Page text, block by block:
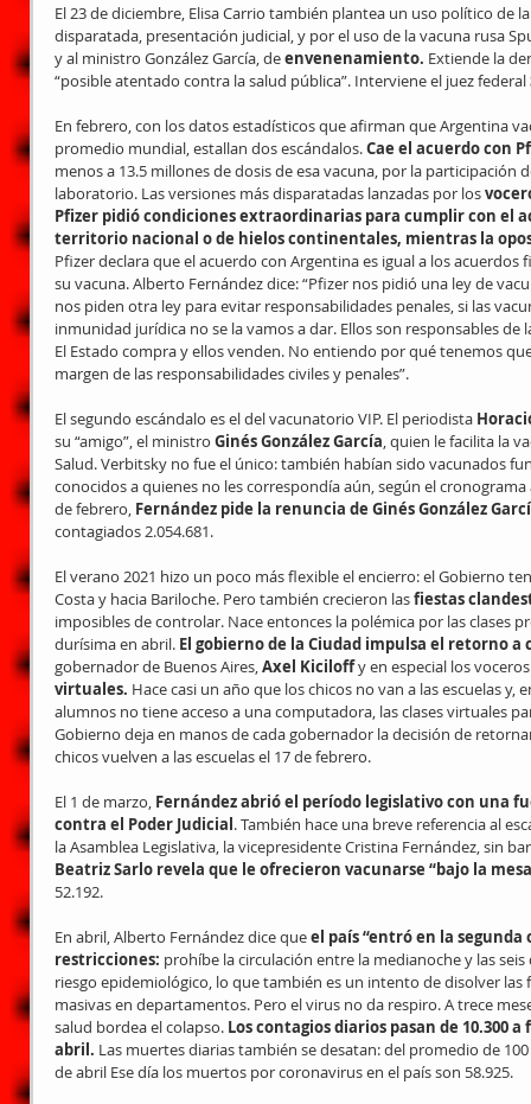
El 23 de diciembre, Elisa Carrio también plantea un uso político de
disparatada, presentación judicial, y por el uso de la vacuna rusa
y al ministro González García, de envenenamiento. Extiende la
“posible atentado contra la salud pública”. Interviene el juez federal
En febrero, con los datos estadísticos que afirman que Argentina
promedio mundial, estallan dos escándalos. Cae el acuerdo con
menos a 13.5 millones de dosis de esa vacuna, por la participación
laboratorio. Las versiones más disparatadas lanzadas por los
Pfizer pidió condiciones extraordinarias para cumplir con el
territorio nacional o de hielos continentales, mientras la
Pfizer declara que el acuerdo con Argentina es igual a los
su vacuna. Alberto Fernández dice: “Pfizer nos pidió una ley de
nos piden otra ley para evitar responsabilidades penales, si las
inmunidad jurídica no se la vamos a dar. Ellos son responsables de
El Estado compra y ellos venden. No entiendo por qué tenemos
margen de las responsabilidades civiles y penales”.
El segundo escándalo es el del vacunatorio VIP. El periodista
su “amigo”, el ministro Ginés González García, quien le facilita la
Salud. Verbitsky no fue el único: también habían sido vacunados
conocidos a quienes no les correspondía aún, según el
de febrero, Fernández pide la renuncia de Ginés González
contagiados 2.054.681.
El verano 2021 hizo un poco más flexible el encierro: el Gobierno
Costa y hacia Bariloche. Pero también crecieron las fiestas
imposibles de controlar. Nace entonces la polémica por las clases
durísima en abril. El gobierno de la Ciudad impulsa el retorno a
gobernador de Buenos Aires, Axel Kiciloff y en especial los
virtuales. Hace casi un año que los chicos no van a las escuelas
alumnos no tiene acceso a una computadora, las clases virtuales
Gobierno deja en manos de cada gobernador la decisión de
chicos vuelven a las escuelas el 17 de febrero.
El 1 de marzo, Fernández abrió el período legislativo con una
contra el Poder Judicial. También hace una breve referencia al
la Asamblea Legislativa, la vicepresidente Cristina Fernández, sin
Beatriz Sarlo revela que le ofrecieron vacunarse “bajo la
52.192.
En abril, Alberto Fernández dice que el país “entró en la segunda
restricciones: prohíbe la circulación entre la medianoche y las
riesgo epidemiológico, lo que también es un intento de disolver
masivas en departamentos. Pero el virus no da respiro. A trece
salud bordea el colapso. Los contagios diarios pasan de 10.300
abril. Las muertes diarias también se desatan: del promedio de
de abril Ese día los muertos por coronavirus en el país son 58.925.